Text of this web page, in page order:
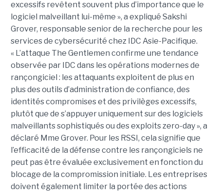
excessifs revêtent souvent plus d’importance que le
logiciel malveillant lui-même », a expliqué Sakshi
Grover, responsable senior de la recherche pour les
services de cybersécurité chez IDC Asie-Pacifique.
« L’attaque The Gentlemen confirme une tendance
observée par IDC dans les opérations modernes de
rançongiciel : les attaquants exploitent de plus en
plus des outils d’administration de confiance, des
identités compromises et des privilèges excessifs,
plutôt que de s’appuyer uniquement sur des logiciels
malveillants sophistiqués ou des exploits zero-day », a
déclaré Mme Grover. Pour les RSSI, cela signifie que
l’efficacité de la défense contre les rançongiciels ne
peut pas être évaluée exclusivement en fonction du
blocage de la compromission initiale. Les entreprises
doivent également limiter la portée des actions